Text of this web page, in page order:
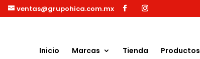
ventas@grupohica.com.mx
Inicio Marcas Tienda Productos
Búsqueda